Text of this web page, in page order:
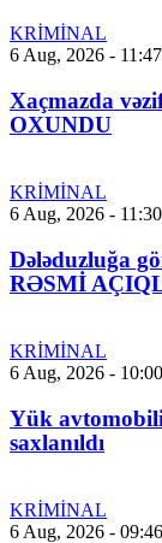
KRİMİNAL
6 Aug, 2026 - 11:47
Xaçmazda
OXUNDU
KRİMİNAL
6 Aug, 2026 - 11:30
Dələduzluğa
RƏSMİ
KRİMİNAL
6 Aug, 2026 - 10:00
Yük
saxlanıldı
KRİMİNAL
6 Aug, 2026 - 09:46